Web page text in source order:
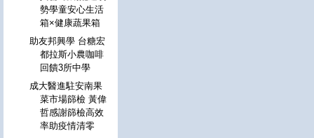
勢學童安心生活
箱×健康蔬果箱
助友邦興學 台糖宏
都拉斯小農咖啡
回饋3所中學
成大醫進駐安南果
菜市場篩檢 黃偉
哲感謝篩檢高效
率助疫情清零